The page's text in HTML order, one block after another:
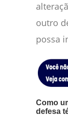
outro
possa
Como
defesa